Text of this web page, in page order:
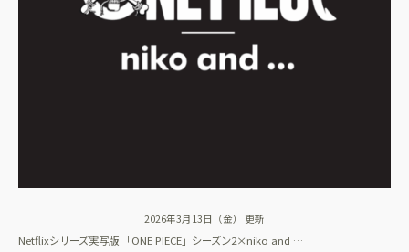
2026年3月13日（金） 更新
Netflixシリーズ実写版 「ONE PIECE」シーズン2×niko and …